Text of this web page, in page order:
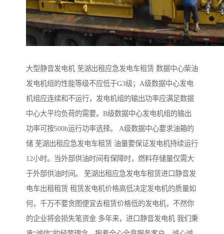
大型静音发电机 芜湖出租应急发电车租赁 数据中心柴油
发电机组的性能等级不应低于G3级；A级数据中心发电
机组应连续和不运行，发电机组的输出功率应满足数据
中心大平均负荷的需要。B级数据中心发电机组的输出
功率可按500h运行功率选择。 A级数据中心要求油箱的
储 芜湖出租应急发电车租赁 油量要保证发电机持续运行
12小时。当外部供油时间有保障时，燃料存储量仅需大
于外部供油时间。 芜湖出租应急发电车租赁进口静音发
电车出租租赁 租赁发电机价格高低决定发电机的质量如
何，千万不要贪图便宜去租赁价格低的发电机，不然你
的企业将会损失笔资金 多年来，进口静音发电机 我们秉